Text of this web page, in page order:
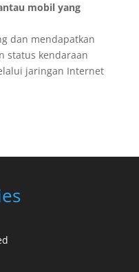
mobil yang
dan mendapatkan
status kendaraan
jaringan Internet